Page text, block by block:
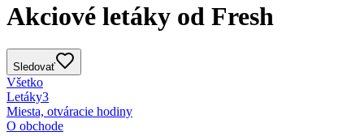
Akciové letáky od Fresh
Sledovať
Všetko
Letáky3
Miesta, otváracie hodiny
O obchode